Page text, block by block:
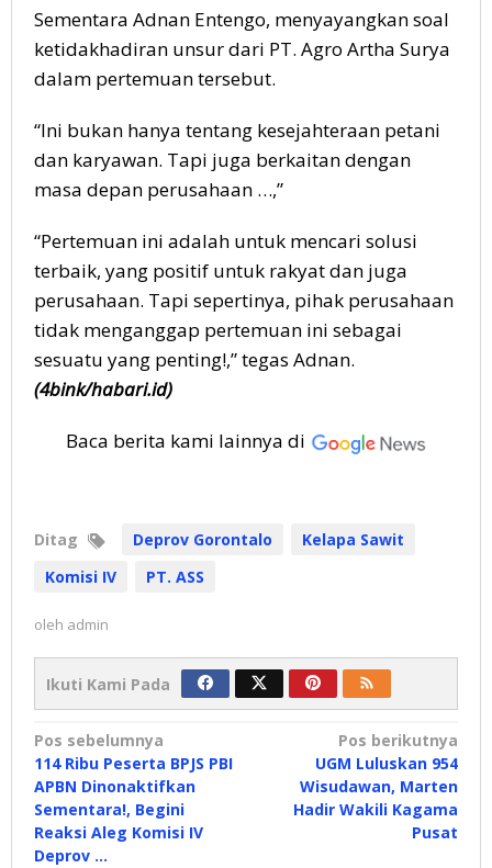
Sementara Adnan Entengo, menyayangkan soal
ketidakhadiran unsur dari PT. Agro Artha Surya
dalam pertemuan tersebut.
“Ini bukan hanya tentang kesejahteraan petani
dan karyawan. Tapi juga berkaitan dengan
masa depan perusahaan …,”
“Pertemuan ini adalah untuk mencari solusi
terbaik, yang positif untuk rakyat dan juga
perusahaan. Tapi sepertinya, pihak perusahaan
tidak menganggap pertemuan ini sebagai
sesuatu yang penting!,” tegas Adnan.
(4bink/habari.id)
Baca berita kami lainnya di
Ditag Deprov Gorontalo
Kelapa Sawit
Komisi IV
PT. ASS
oleh admin
Ikuti Kami Pada
Navigasi
pos
Pos sebelumnya
114 Ribu Peserta BPJS PBI
APBN Dinonaktifkan
Sementara!, Begini
Reaksi Aleg Komisi IV
Deprov …
Pos berikutnya
UGM Luluskan 954
Wisudawan, Marten
Hadir Wakili Kagama
Pusat